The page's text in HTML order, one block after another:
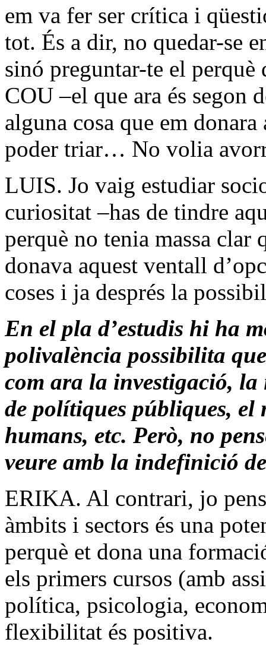
em va fer ser crítica i
tot. És a dir, no quedar-se
sinó preguntar-te el perquè
COU –el que ara és segon
alguna cosa que em
poder triar… No volia
LUIS. Jo vaig estudiar
curiositat –has de tindre
perquè no tenia massa
donava aquest ventall
coses i ja després la
En el pla d’estudis hi ha
polivalència possibilita
com ara la investigació,
de polítiques públiques, el
humans, etc. Però, no
veure amb la indefinició
ERIKA. Al contrari, jo
àmbits i sectors és una
perquè et dona una
els primers cursos (amb
política, psicologia,
flexibilitat és positiva.